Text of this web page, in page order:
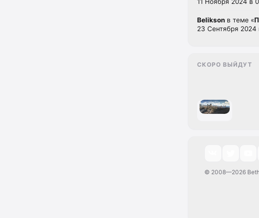
Belikson в теме «
23 Сентября 2024
СКОРО ВЫЙДУТ
© 2008—2026